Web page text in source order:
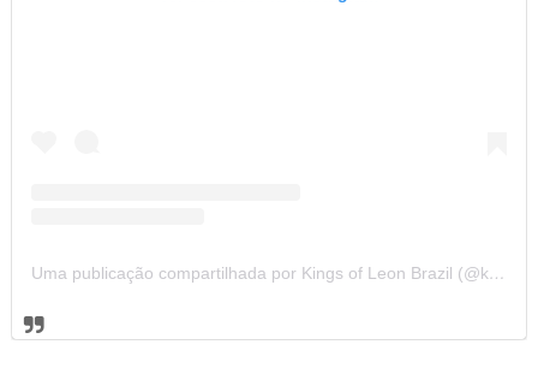
Uma publicação compartilhada por Kings of Leon Brazil (@kolbrazil)